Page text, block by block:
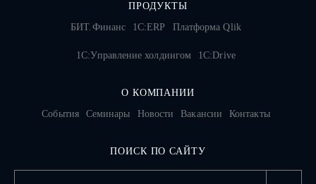
ПРОДУКТЫ
БИТ.Финанс
1С:ERP Платформа Qlik
1С:Управление холдингом 1C:Drive
О КОМПАНИИ
События
Семинары Новости Вакансии Контакты
ПОИСК ПО САЙТУ